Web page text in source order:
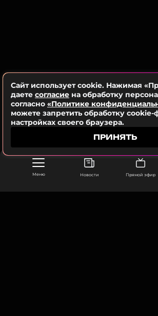
Меню Новости Прямой эфир
Сайт использует cookie. Нажимая
даете согласие на обработку
согласно «Политике
можете запретить обработку cookie-
настройках своего браузера.
ПРИНЯТЬ